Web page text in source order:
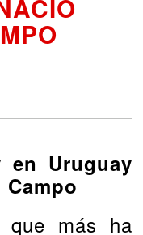
Uruguay
que más ha